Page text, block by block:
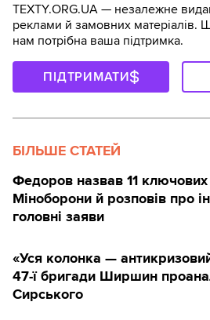
TEXTY.ORG.UA — незалежне
реклами й замовних матеріалів.
нам потрібна ваша підтримка.
ПІДТРИМАТИ
БІЛЬШЕ СТАТЕЙ
Федоров назвав 11
Міноборони й розповів про
головні заяви
«Уся колонка —
47-ї бригади Ширшин
Сирського